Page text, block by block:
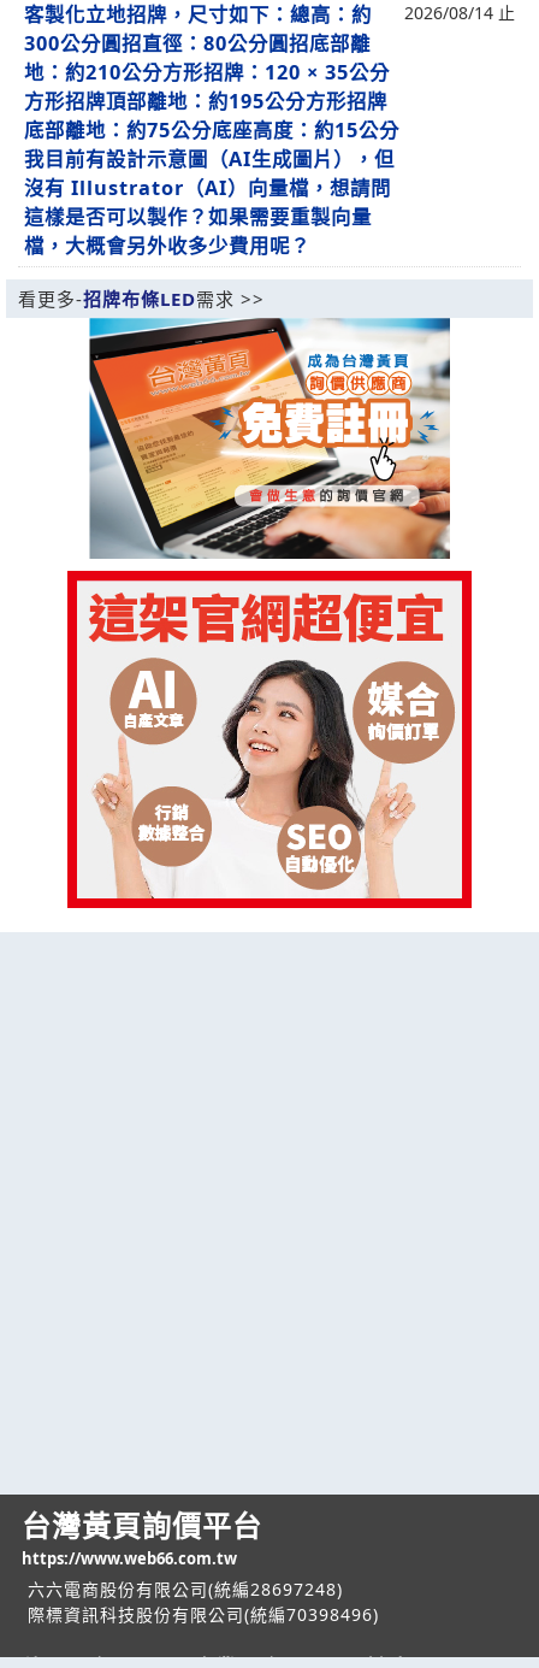
客製化立地招牌，尺寸如下：總高：約
300公分圓招直徑：80公分圓招底部離
地：約210公分方形招牌：120 × 35公分
方形招牌頂部離地：約195公分方形招牌
底部離地：約75公分底座高度：約15公分
我目前有設計示意圖（AI生成圖片），但
沒有 Illustrator（AI）向量檔，想請問
這樣是否可以製作？如果需要重製向量
檔，大概會另外收多少費用呢？
2026/08/14 止
看更多-招牌布條LED需求 >>
台灣黃頁詢價平台
https://www.web66.com.tw
六六電商股份有限公司(統編28697248)
際標資訊科技股份有限公司(統編70398496)